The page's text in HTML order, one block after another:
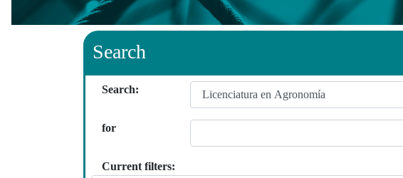
Search
Search:
for
Current filters: